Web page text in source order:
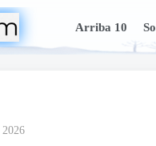
Arriba 10
2026